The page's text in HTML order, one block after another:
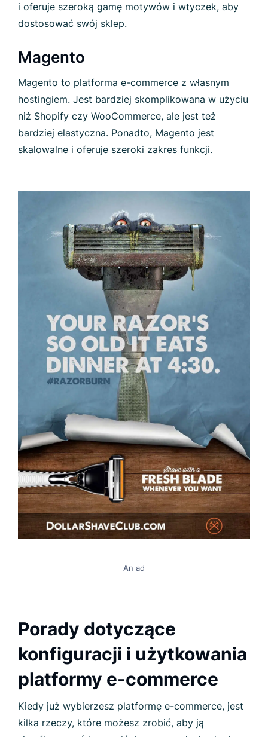
i oferuje szeroką gamę motywów i wtyczek, aby
dostosować swój sklep.
Magento
Magento to platforma e-commerce z własnym
hostingiem. Jest bardziej skomplikowana w użyciu
niż Shopify czy WooCommerce, ale jest też
bardziej elastyczna. Ponadto, Magento jest
skalowalne i oferuje szeroki zakres funkcji.
An ad
Porady dotyczące
konfiguracji i użytkowania
platformy e-commerce
Kiedy już wybierzesz platformę e-commerce, jest
kilka rzeczy, które możesz zrobić, aby ją